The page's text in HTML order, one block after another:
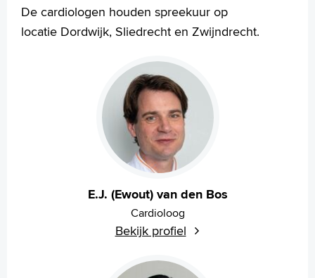
L.J.P.M. (Léon) van Woerkens
J.O. (John) Younge
L.N. (Lisette) Mackaaij
Aandoeningen en behandeling
Onderzoeken
Werking van het hart
Cardiologie
Download onze app
Stoppen met roken
Wachttijden
Folders
Handige links
De cardiologen houden spreekuur op
locatie Dordwijk, Sliedrecht en Zwijndrecht.
E.J. (Ewout) van den Bos
Cardioloog
Bekijk profiel